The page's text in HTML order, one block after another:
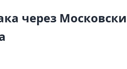
через